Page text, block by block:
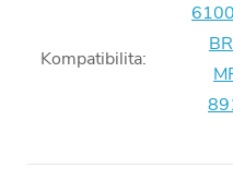
Kompatibilita: